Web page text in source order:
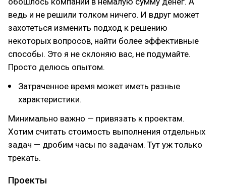
ведь и не решили толком ничего. И вдруг может
захотеться изменить подход к решению
некоторых вопросов, найти более эффективные
способы. Это я не склоняю вас, не подумайте.
Просто делюсь опытом.
Затраченное время может иметь разные
характеристики.
Минимально важно — привязать к проектам.
Хотим считать стоимость выполнения отдельных
задач — дробим часы по задачам. Тут уж только
трекать.
Проекты